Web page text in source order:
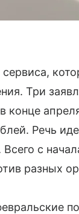
Три
конце
Речь
Всего с
разных